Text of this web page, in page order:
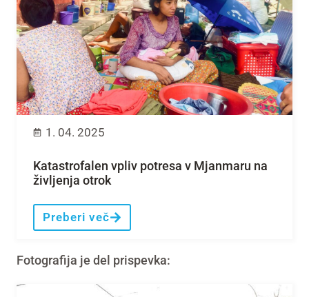
1. 04. 2025
Katastrofalen vpliv potresa v Mjanmaru na
življenja otrok
Preberi več
Fotografija je del prispevka: